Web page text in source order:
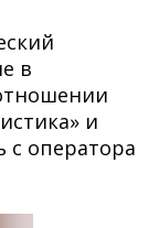
в
и
с оператора